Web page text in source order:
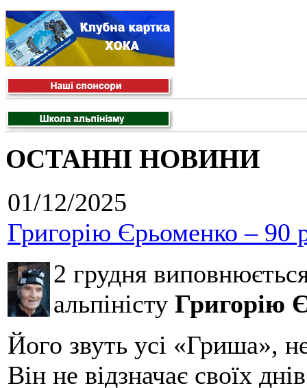
ОСТАННІ НОВИНИ
01/12/2025
Григорію Єрьоменко – 90
2 грудня
альпіністу Григорію
Його звуть усі «Гриша»,
Він не відзначає своїх